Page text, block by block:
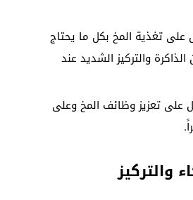
على تغذية المخ بكل ما يحتاج
والتركيز الشديد عند
على تعزيز وظائف المخ وعلى
والتركيز